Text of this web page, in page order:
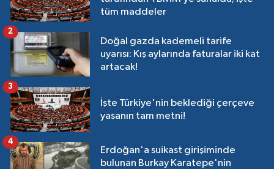
tüm maddeler
Doğal gazda kademeli tarife
uyarısı: Kış aylarında faturalar iki kat
artacak!
2
İşte Türkiye'nin beklediği çerçeve
yasanın tam metni!
3
Erdoğan'a suikast girişiminde
bulunan Burkay Karatepe'nin
4